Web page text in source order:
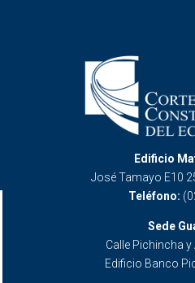
Edificio
José Tamayo E10
Teléfono:
Sede
Calle Pichincha y
Edificio Banco